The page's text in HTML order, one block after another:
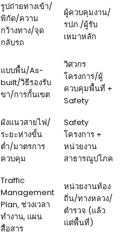
รูปถ่ายทางเข้า/
พิกัด/ความ
กว้างทาง/จุด
กลับรถ
ผู้ควบคุมงาน/
รปภ./ผู้รับ
เหมาหลัก
แบบพื้น/As-
built/วิธีรองรับ
ขา/การกั้นเขต
วิศวกร
โครงการ/ผู้
ควบคุมพื้นที่ +
Safety
ผังแนวสายไฟ/
ระยะห่างขั้น
ต่ำ/มาตรการ
ควบคุม
Safety
โครงการ +
หน่วยงาน
สาธารณูปโภค
Traffic
Management
Plan, ช่วงเวลา
ทำงาน, แผน
สื่อสาร
หน่วยงานท้อง
ถิ่น/ทางหลวง/
ตำรวจ (แล้ว
แต่พื้นที่)